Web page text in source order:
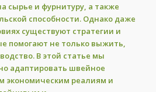
сырье и фурнитуру, а также
способности. Однако даже
существуют стратегии и
помогают не только выжить,
В этой статье мы
адаптировать швейное
экономическим реалиям и